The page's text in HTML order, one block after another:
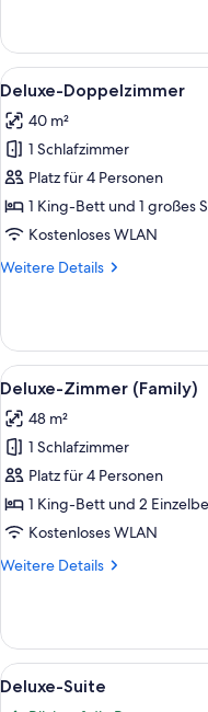
Doppelzimmer
Alle
Fotos
für
Deluxe-
Doppelzimmer
anzeigen
12
Deluxe-Doppelzimmer
40 m²
1 Schlafzimmer
Platz für 4 Personen
1 King-Bett und 1 großes
Kostenloses WLAN
Weitere Details
Weitere
Doppelzimmer
Alle
Fotos
für
Deluxe-
Zimmer
(Family)
anzeigen
8
Deluxe-Zimmer (Family)
48 m²
1 Schlafzimmer
Platz für 4 Personen
1 King-Bett und 2
Kostenloses WLAN
Weitere Details
Weitere
Zimmer
(Family)
Alle
Fotos
16
Deluxe-Suite